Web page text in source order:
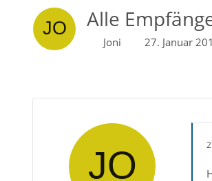
Alle
Joni 27. Januar